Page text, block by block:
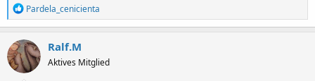
R
e
a
k
t
i
o
Pardela_cenicienta
Ralf.M
Aktives Mitglied